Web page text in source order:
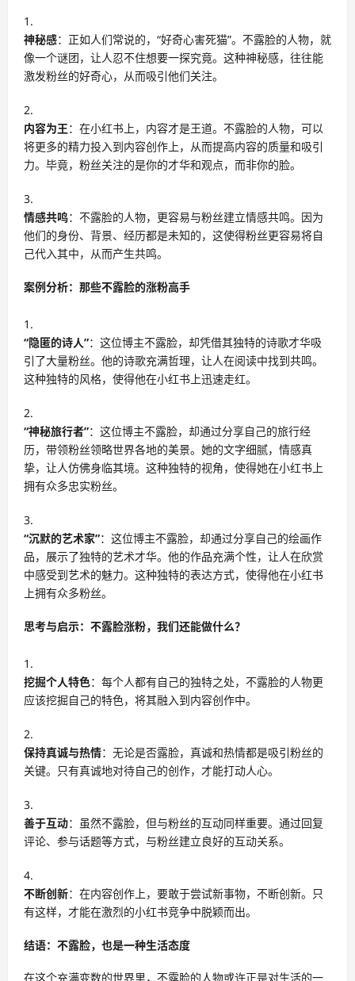
神秘感：正如人们常说的，“好奇心害死猫”。不露脸的人物，就
像一个谜团，让人忍不住想要一探究竟。这种神秘感，往往能
激发粉丝的好奇心，从而吸引他们关注。
内容为王：在小红书上，内容才是王道。不露脸的人物，可以
将更多的精力投入到内容创作上，从而提高内容的质量和吸引
力。毕竟，粉丝关注的是你的才华和观点，而非你的脸。
情感共鸣：不露脸的人物，更容易与粉丝建立情感共鸣。因为
他们的身份、背景、经历都是未知的，这使得粉丝更容易将自
己代入其中，从而产生共鸣。
案例分析：那些不露脸的涨粉高手
“隐匿的诗人”：这位博主不露脸，却凭借其独特的诗歌才华吸
引了大量粉丝。他的诗歌充满哲理，让人在阅读中找到共鸣。
这种独特的风格，使得他在小红书上迅速走红。
“神秘旅行者”：这位博主不露脸，却通过分享自己的旅行经
历，带领粉丝领略世界各地的美景。她的文字细腻，情感真
挚，让人仿佛身临其境。这种独特的视角，使得她在小红书上
拥有众多忠实粉丝。
“沉默的艺术家”：这位博主不露脸，却通过分享自己的绘画作
品，展示了独特的艺术才华。他的作品充满个性，让人在欣赏
中感受到艺术的魅力。这种独特的表达方式，使得他在小红书
上拥有众多粉丝。
思考与启示：不露脸涨粉，我们还能做什么？
挖掘个人特色：每个人都有自己的独特之处，不露脸的人物更
应该挖掘自己的特色，将其融入到内容创作中。
保持真诚与热情：无论是否露脸，真诚和热情都是吸引粉丝的
关键。只有真诚地对待自己的创作，才能打动人心。
善于互动：虽然不露脸，但与粉丝的互动同样重要。通过回复
评论、参与话题等方式，与粉丝建立良好的互动关系。
不断创新：在内容创作上，要敢于尝试新事物，不断创新。只
有这样，才能在激烈的小红书竞争中脱颖而出。
结语：不露脸，也是一种生活态度
在这个充满变数的世界里，不露脸的人物或许正是对生活的一